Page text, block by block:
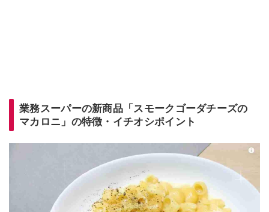
業務スーパーの新商品「スモークゴーダチーズの
マカロニ」の特徴・イチオシポイント